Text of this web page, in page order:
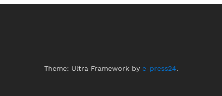
Theme: Ultra Framework by e-press24.